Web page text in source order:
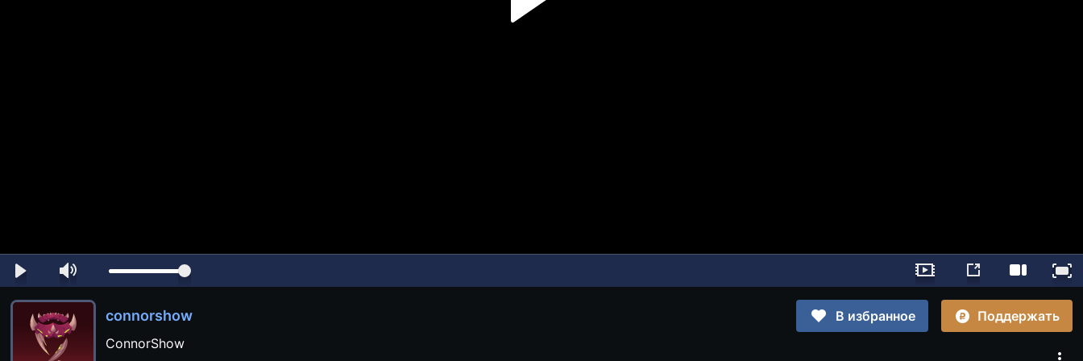
connorshow В избранное
Поддержать
ConnorShow